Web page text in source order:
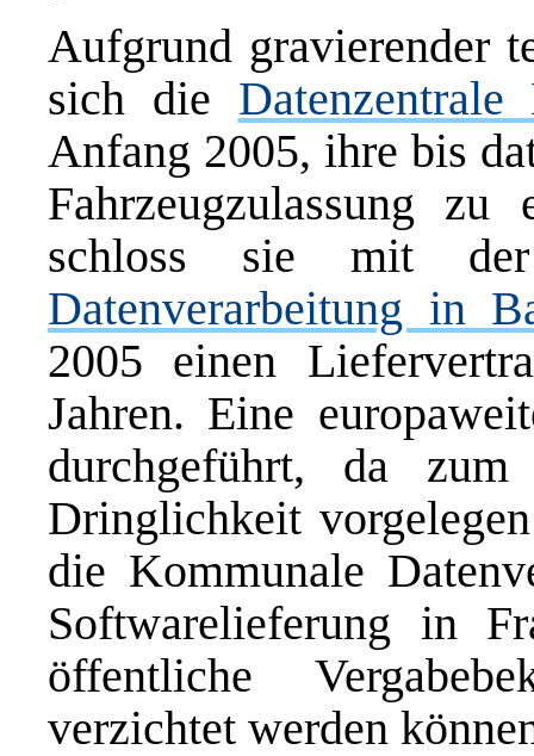
Aufgrund gravierender
sich die
Anfang 2005, ihre bis
Fahrzeugzulassung
schloss sie mit
Datenverarbeitung in
2005 einen
Jahren. Eine
durchgeführt, da
Dringlichkeit
die Kommunale
Softwarelieferung in
öffentliche
verzichtet werden